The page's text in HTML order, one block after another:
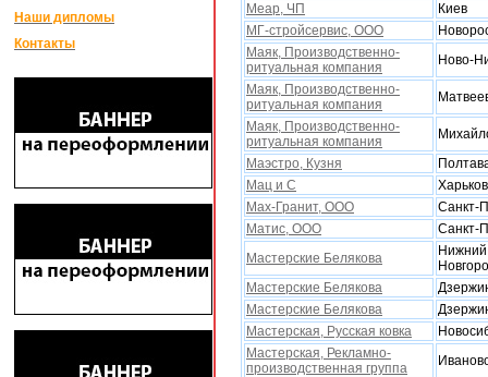
Наши дипломы
Контакты
Меар, ЧП
Киев
МГ-стройсервис, ООО
Маяк, Производственно-
ритуальная компания
Ново-
Маяк, Производственно-
ритуальная компания
Маяк, Производственно-
ритуальная компания
Маэстро, Кузня
Мац и С
Xарьков
Мах-Гранит, ООО
Санкт-
Матис, ООО
Санкт-
Мастерские Белякова
Нижний
Мастерские Белякова
Мастерские Белякова
Мастерская, Русская ковка
Мастерская, Рекламно-
производственная группа